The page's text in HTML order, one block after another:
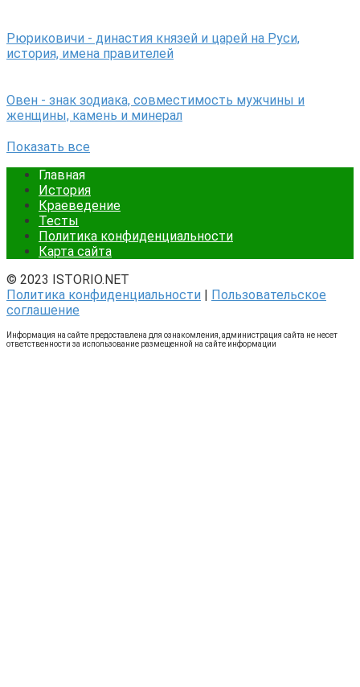
Рюриковичи - династия князей и царей на Руси,
история, имена правителей
Овен - знак зодиака, совместимость мужчины и
женщины, камень и минерал
Показать все
Главная
История
Краеведение
Тесты
Политика конфиденциальности
Карта сайта
© 2023 ISTORIO.NET
Политика конфиденциальности | Пользовательское
соглашение
Информация на сайте предоставлена для ознакомления, администрация сайта не несет
ответственности за использование размещенной на сайте информации